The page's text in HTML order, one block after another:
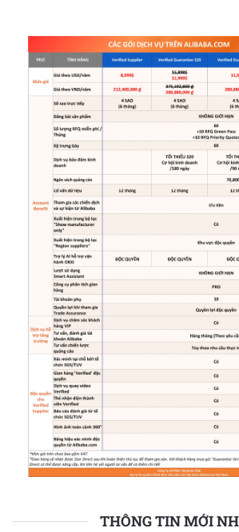
THÔNG TIN MỚI